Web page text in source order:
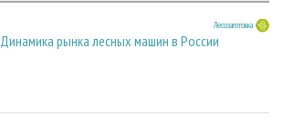
Лесозаготовка
Динамика рынка лесных машин в России